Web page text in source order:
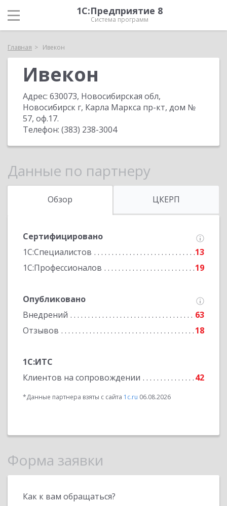
1С:Предприятие 8
Система программ
Главная Ивекон
Ивекон
Адрес: 630073, Новосибирская обл,
Новосибирск г, Карла Маркса пр-кт, дом №
57, оф.17.
Телефон: (383) 238-3004
Данные по партнеру
Обзор ЦКЕРП
Сертифицировано
1С:Специалистов
13
1С:Профессионалов
19
Опубликовано
Внедрений
63
Отзывов
18
1С:ИТС
Клиентов на сопровождении
42
*Данные партнера взяты с сайта 1c.ru 06.08.2026
Форма заявки
Как к вам обращаться?